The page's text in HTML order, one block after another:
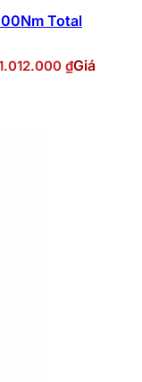
Total
₫Giá